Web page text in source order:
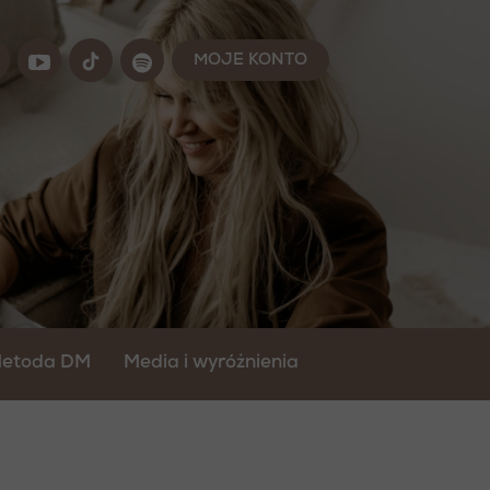
MOJE KONTO
DM Media i wyróżnienia